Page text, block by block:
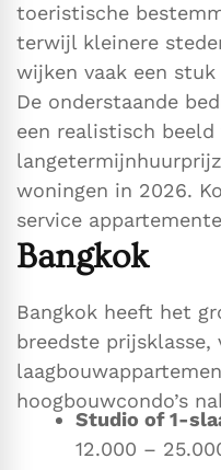
toeristische
terwijl kleinere
wijken vaak een
De onderstaande
een realistisch beeld
woningen in 2026.
service
Bangkok
Bangkok heeft het
breedste prijsklasse,
hoogbouwcondo’s
Studio of 1-
12.000 –